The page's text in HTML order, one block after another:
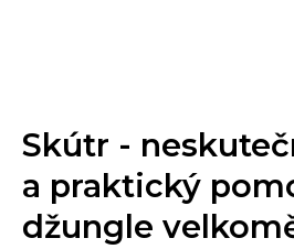
Skútr -
a praktický
džungle